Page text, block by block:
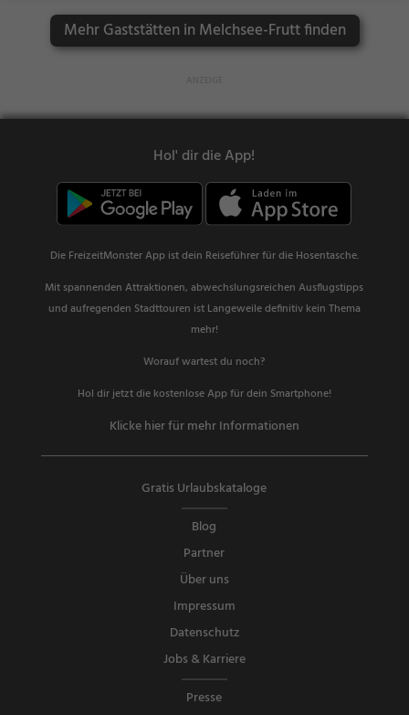
che, Mittagessen, Ab
endessen
Mehr Gaststätten in Melchsee-Frutt finden
Hol' dir die App!
Die FreizeitMonster App ist dein Reiseführer für die Hosentasche.
Mit spannenden Attraktionen, abwechslungsreichen Ausflugstipps
und aufregenden Stadttouren ist Langeweile definitiv kein Thema
mehr!
Worauf wartest du noch?
Hol dir jetzt die kostenlose App für dein Smartphone!
Klicke hier für mehr Informationen
Gratis Urlaubskataloge
Blog
Partner
Über uns
Impressum
Datenschutz
Jobs & Karriere
Presse